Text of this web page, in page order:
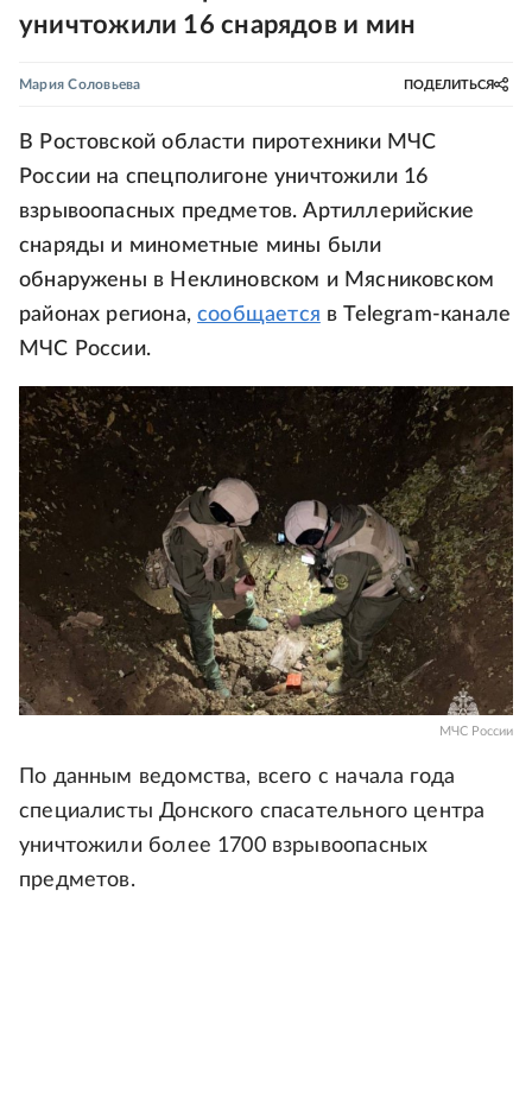
уничтожили 16 снарядов и мин
Мария Соловьева ПОДЕЛИТЬСЯ
В Ростовской области пиротехники МЧС
России на спецполигоне уничтожили 16
взрывоопасных предметов. Артиллерийские
снаряды и минометные мины были
обнаружены в Неклиновском и Мясниковском
районах региона,сообщается в Telegram-канале
МЧС России.
МЧС России
По данным ведомства, всего с начала года
специалисты Донского спасательного центра
уничтожили более 1700 взрывоопасных
предметов.